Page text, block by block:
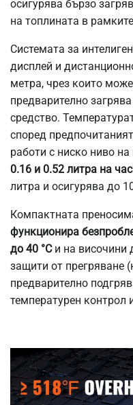
осигурява бързо
на топлината в
Системата за
дисплей и
метра, чрез които
предварително
средство.
според
работи с ниско ниво
0.16 и 0.52 литра на час
литра и осигурява до
Компактната
функционира
до 40 °Cи на височини
защити от прегряване
предварително
температурен контрол